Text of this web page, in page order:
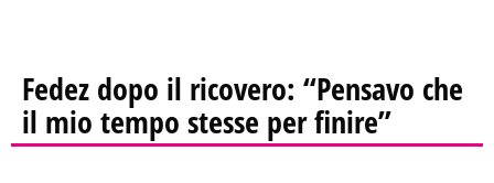
Fedez dopo il ricovero: “Pensavo che
il mio tempo stesse per finire”